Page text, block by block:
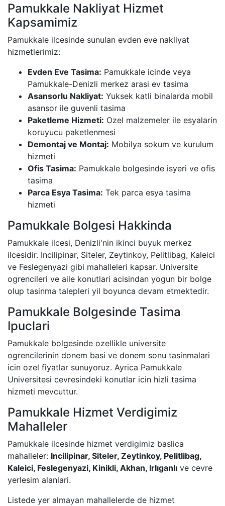
Pamukkale Nakliyat Hizmet
Kapsamimiz
Pamukkale ilcesinde sunulan evden eve nakliyat
hizmetlerimiz:
Evden Eve Tasima: Pamukkale icinde veya
Pamukkale-Denizli merkez arasi ev tasima
Asansorlu Nakliyat: Yuksek katli binalarda mobil
asansor ile guvenli tasima
Paketleme Hizmeti: Ozel malzemeler ile esyalarin
koruyucu paketlenmesi
Demontaj ve Montaj: Mobilya sokum ve kurulum
hizmeti
Ofis Tasima: Pamukkale bolgesinde isyeri ve ofis
tasima
Parca Esya Tasima: Tek parca esya tasima
hizmeti
Pamukkale Bolgesi Hakkinda
Pamukkale ilcesi, Denizli'nin ikinci buyuk merkez
ilcesidir. Incilipinar, Siteler, Zeytinkoy, Pelitlibag, Kaleici
ve Feslegenyazi gibi mahalleleri kapsar. Universite
ogrencileri ve aile konutlari acisindan yogun bir bolge
olup tasinma talepleri yil boyunca devam etmektedir.
Pamukkale Bolgesinde Tasima
Ipuclari
Pamukkale bolgesinde ozellikle universite
ogrencilerinin donem basi ve donem sonu tasinmalari
icin ozel fiyatlar sunuyoruz. Ayrica Pamukkale
Universitesi cevresindeki konutlar icin hizli tasima
hizmeti mevcuttur.
Pamukkale Hizmet Verdigimiz
Mahalleler
Pamukkale ilcesinde hizmet verdigimiz baslica
mahalleler: Incilipinar, Siteler, Zeytinkoy, Pelitlibag,
Kaleici, Feslegenyazi, Kinikli, Akhan, Irlıganlı ve cevre
yerlesim alanlari.
Listede yer almayan mahallelerde de hizmet